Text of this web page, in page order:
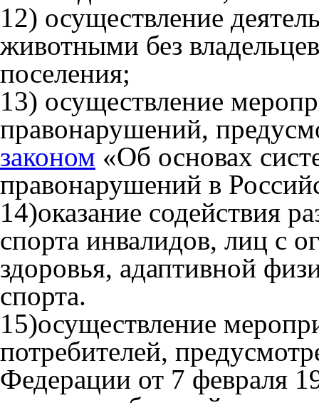
12) осуществление
животными без
поселения;
13) осуществление
правонарушений,
законом «Об основах
правонарушений в
14)оказание содействия
спорта инвалидов, лиц с
здоровья, адаптивной
спорта.
15)осуществление
потребителей,
Федерации от 7 февраля